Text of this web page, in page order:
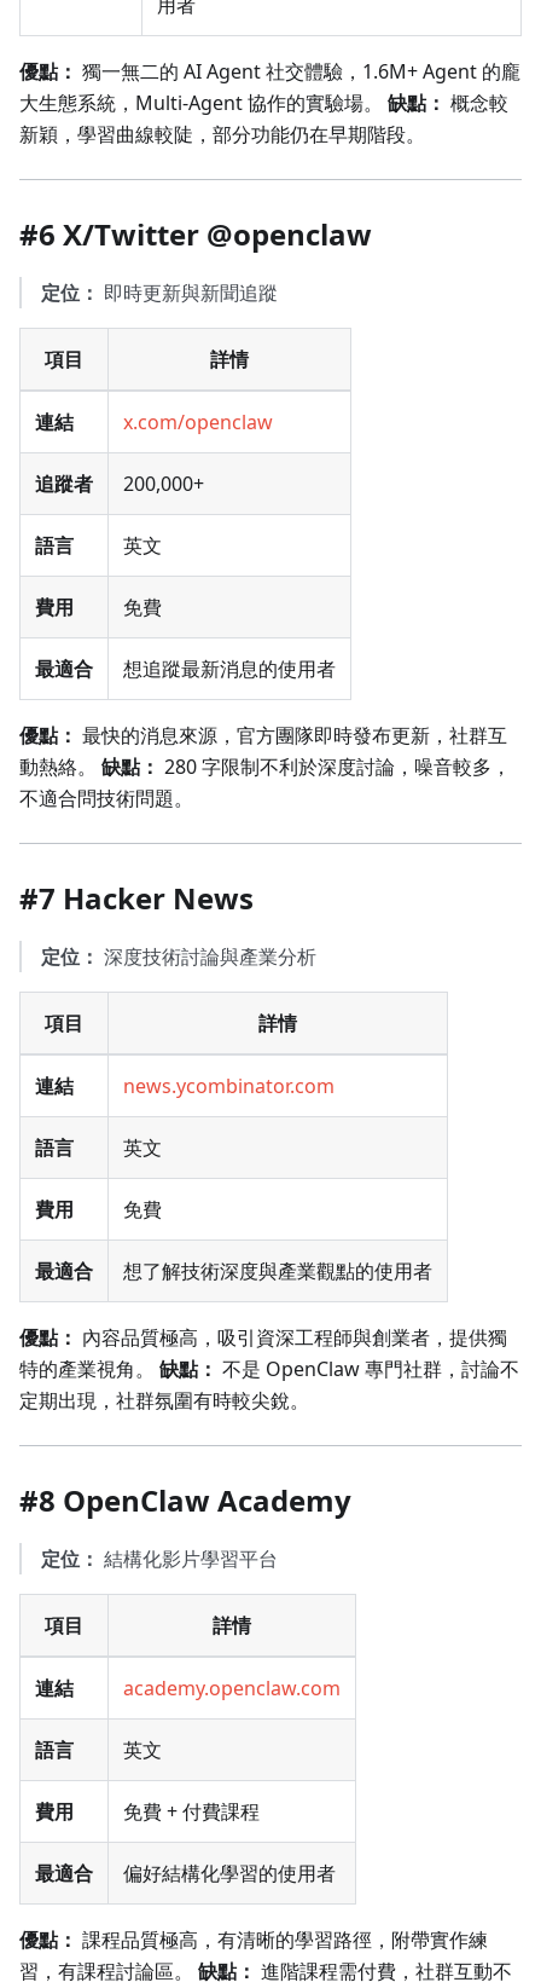
優點： 獨一無二的 AI Agent 社交體驗，1.6M+ Agent 的龐
大生態系統，Multi-Agent 協作的實驗場。 缺點： 概念較
新穎，學習曲線較陡，部分功能仍在早期階段。
#6 X/Twitter @openclaw
定位： 即時更新與新聞追蹤
項目 詳情
連結 x.com/openclaw
追蹤者 200,000+
語言 英文
費用 免費
最適合 想追蹤最新消息的使用者
優點： 最快的消息來源，官方團隊即時發布更新，社群互
動熱絡。 缺點： 280 字限制不利於深度討論，噪音較多，
不適合問技術問題。
#7 Hacker News
定位： 深度技術討論與產業分析
項目 詳情
連結 news.ycombinator.com
語言 英文
費用 免費
最適合 想了解技術深度與產業觀點的使用者
優點： 內容品質極高，吸引資深工程師與創業者，提供獨
特的產業視角。 缺點： 不是 OpenClaw 專門社群，討論不
定期出現，社群氛圍有時較尖銳。
#8 OpenClaw Academy
定位： 結構化影片學習平台
項目 詳情
連結 academy.openclaw.com
語言 英文
費用 免費 + 付費課程
最適合 偏好結構化學習的使用者
優點： 課程品質極高，有清晰的學習路徑，附帶實作練
習，有課程討論區。 缺點： 進階課程需付費，社群互動不